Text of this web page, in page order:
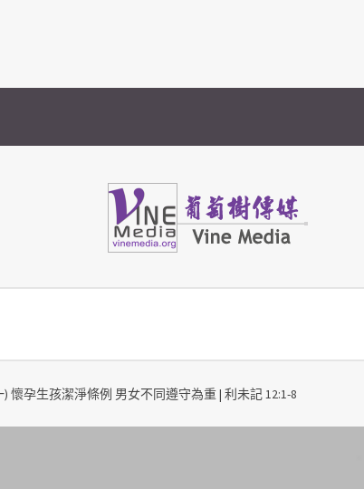
懷孕生孩潔淨條例 男女不同遵守為重 | 利未記 12:1-8